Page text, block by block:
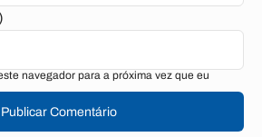
navegador para a próxima vez que eu
Publicar Comentário